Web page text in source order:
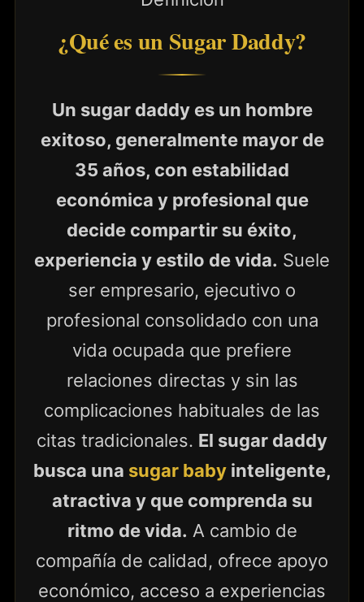
¿Qué es un Sugar Daddy?
Un sugar daddy es un hombre
exitoso, generalmente mayor de
35 años, con estabilidad
económica y profesional que
decide compartir su éxito,
experiencia y estilo de vida. Suele
ser empresario, ejecutivo o
profesional consolidado con una
vida ocupada que prefiere
relaciones directas y sin las
complicaciones habituales de las
citas tradicionales. El sugar daddy
busca una sugar babyinteligente,
atractiva y que comprenda su
ritmo de vida. A cambio de
compañía de calidad, ofrece apoyo
económico, acceso a experiencias